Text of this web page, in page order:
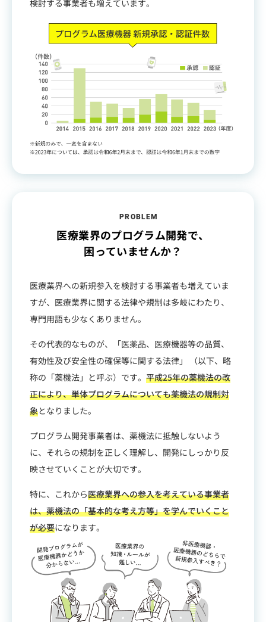
検討する事業者も増えています。
医療業界のプログラム開発で、
困っていませんか？
PROBLEM
医療業界への新規参入を検討する事業者も増えていま
すが、医療業界に関する法律や規制は多岐にわたり、
専門用語も少なくありません。
その代表的なものが、「医薬品、医療機器等の品質、
有効性及び安全性の確保等に関する法律」 （以下、略
称の「薬機法」と呼ぶ）です。 平成25年の薬機法の改
正により、単体プログラムについても薬機法の規制対
象となりました。
プログラム開発事業者は、薬機法に抵触しないよう
に、それらの規制を正しく理解し、開発にしっかり反
映させていくことが大切です。
特に、これから医療業界への参入を考えている事業者
は、薬機法の「基本的な考え方等」を学んでいくこと
が必要になります。